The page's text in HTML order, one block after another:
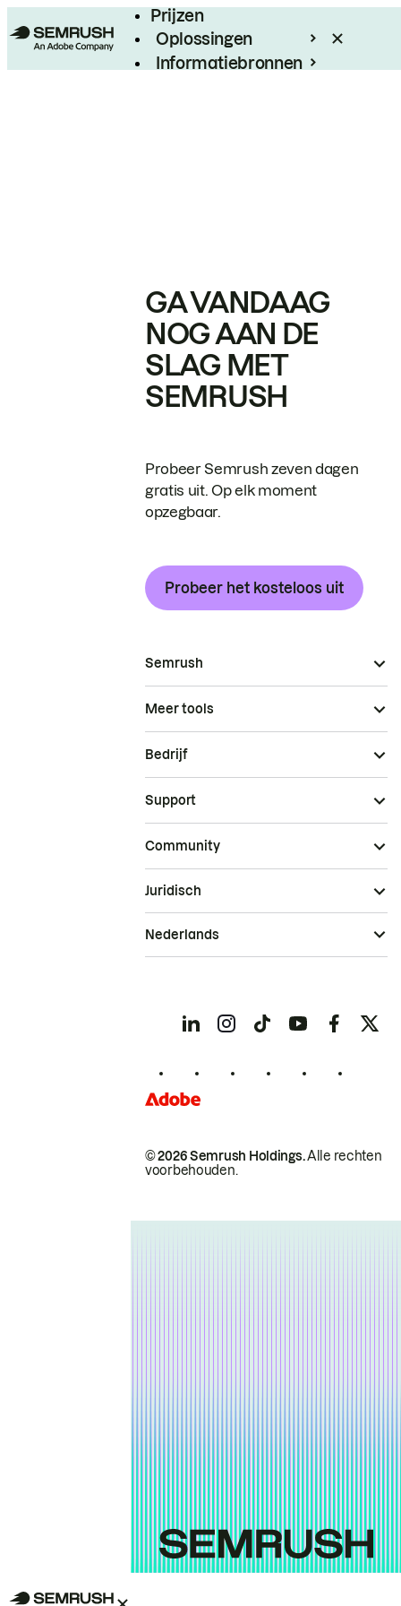
Prijzen
Oplossingen
Informatiebronnen
GA VANDAAG
NOG AAN DE
SLAG MET
SEMRUSH
Probeer Semrush zeven dagen
gratis uit. Op elk moment
opzegbaar.
Probeer het kosteloos uit
Semrush
Meer tools
Bedrijf
Support
Community
© 2026 Semrush Holdings.Alle rechten
voorbehouden.
Juridisch
Nederlands